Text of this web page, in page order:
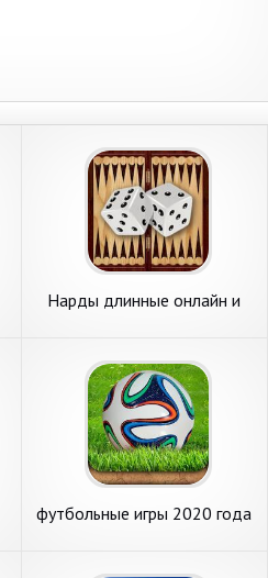
Нарды длинные онлайн и
футбольные игры 2020 года